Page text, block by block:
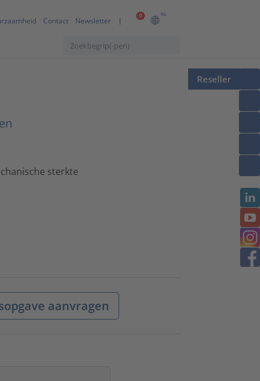
0 NL
Contact Newsletter
Reseller
sterkte
aanvragen